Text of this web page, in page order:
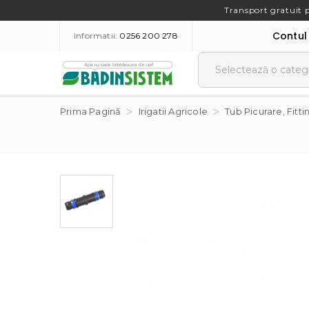
Transport gratuit
Informatii: 0256 200 278 Contul
Prima Pagină Irigatii Agricole Tub Picurare,